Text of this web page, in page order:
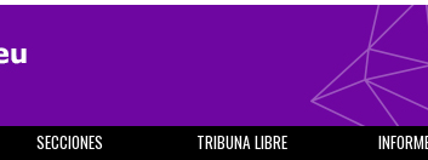
SECCIONES TRIBUNA LIBRE